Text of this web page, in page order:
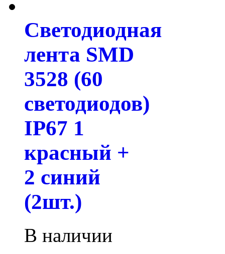
Светодиодная
лента SMD
3528 (60
светодиодов)
IP67 1
красный +
2 синий
(2шт.)
В наличии